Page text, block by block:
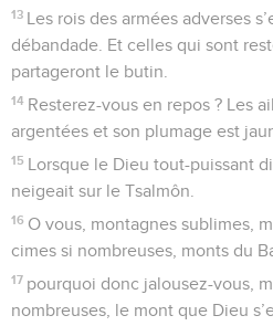
13 Les rois des armées adverses
débandade. Et celles qui sont
partageront le butin.
14 Resterez-vous en repos ? Les
argentées et son plumage est
15 Lorsque le Dieu tout-puissant
neigeait sur le Tsalmôn.
16 O vous, montagnes sublimes,
cimes si nombreuses, monts du
17 pourquoi donc jalousez-vous,
nombreuses, le mont que Dieu